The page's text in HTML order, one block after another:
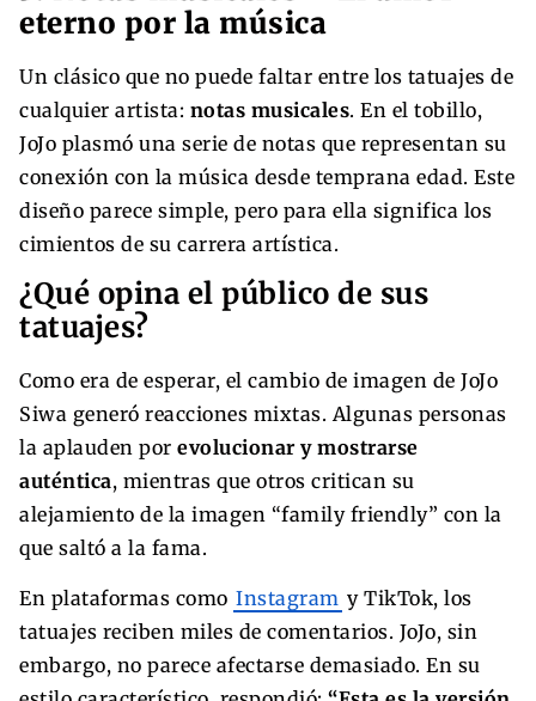
eterno por la música
Un clásico que no puede faltar entre los tatuajes de
cualquier artista: notas musicales. En el tobillo,
JoJo plasmó una serie de notas que representan su
conexión con la música desde temprana edad. Este
diseño parece simple, pero para ella significa los
cimientos de su carrera artística.
¿Qué opina el público de sus
tatuajes?
Como era de esperar, el cambio de imagen de JoJo
Siwa generó reacciones mixtas. Algunas personas
la aplauden por evolucionar y mostrarse
auténtica, mientras que otros critican su
alejamiento de la imagen “family friendly” con la
que saltó a la fama.
En plataformas como Instagram y TikTok, los
tatuajes reciben miles de comentarios. JoJo, sin
embargo, no parece afectarse demasiado. En su